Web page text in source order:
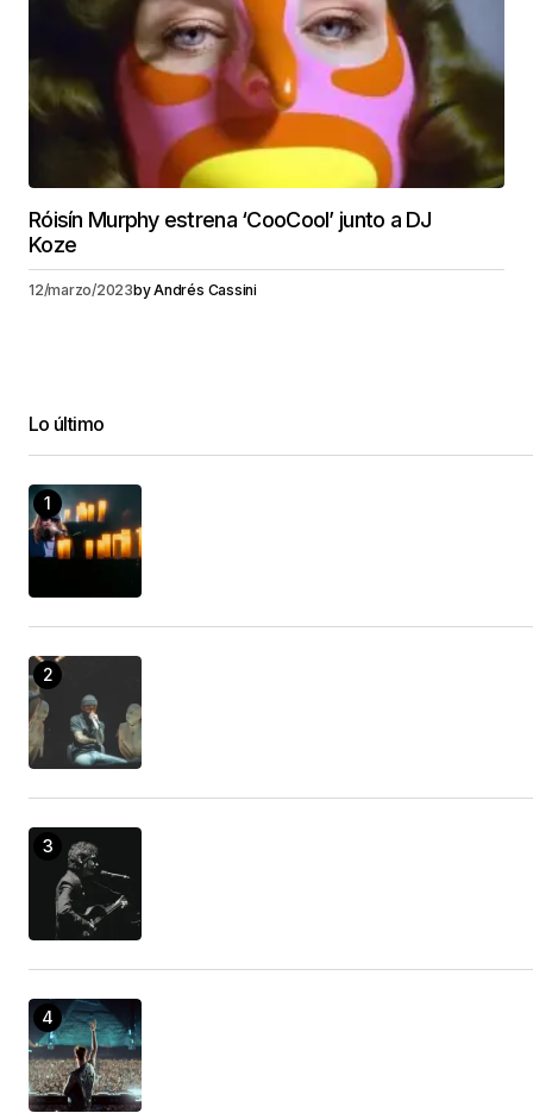
Róisín Murphy estrena ‘CooCool’ junto a DJ
Koze
12/marzo/2023byAndrés Cassini
Lo último